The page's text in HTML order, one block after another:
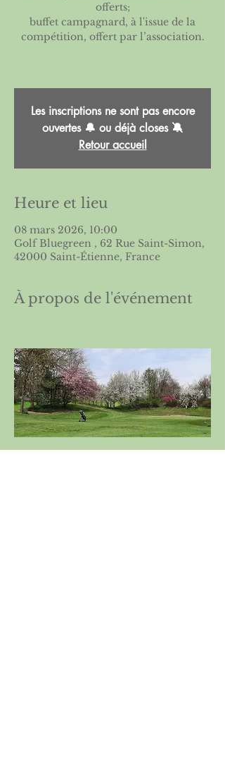
offerts;
buffet campagnard, à l'issue de la
compétition, offert par l’association.
Les inscriptions ne sont pas encore
ouvertes 🔔 ou déjà closes 🔕
Retour accueil
Heure et lieu
08 mars 2026, 10:00
Golf Bluegreen , 62 Rue Saint-Simon,
42000 Saint-Étienne, France
À propos de l'événement